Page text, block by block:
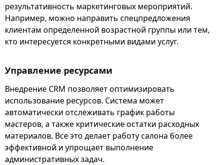
результативность маркетинговых мероприятий.
Например, можно направить спецпредложения
клиентам определенной возрастной группы или тем,
кто интересуется конкретными видами услуг.
Управление ресурсами
Внедрение CRM позволяет оптимизировать
использование ресурсов. Система может
автоматически отслеживать график работы
мастеров, а также критические остатки расходных
материалов. Все это делает работу салона более
эффективной и упрощает выполнение
административных задач.